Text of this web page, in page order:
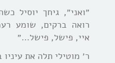
״ואני״, גיחך יוסיל
רואה ברקים, שומע
איי, פישל, פישל…״
ר׳ מוטילי תלה את